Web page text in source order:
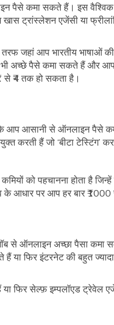
पैसे कमा सकते हैं। इस वैश्विक
ट्रांस्लेशन एजेंसी या
जहां आप भारतीय भाषाओं
भी अच्छे पैसे कमा सकते हैं और
से ₹4 तक हो सकता है।
आप आसानी से ऑनलाइन
करती हैं जो ‘बीटा टेस्टिंग’
को पहचानना होता है
के आधार पर आप हर बार
से ऑनलाइन अच्छा पैसा
या फिर इंटरनेट की बहुत
फिर सेल्फ़ इम्पलॉएड ट्रेवेल